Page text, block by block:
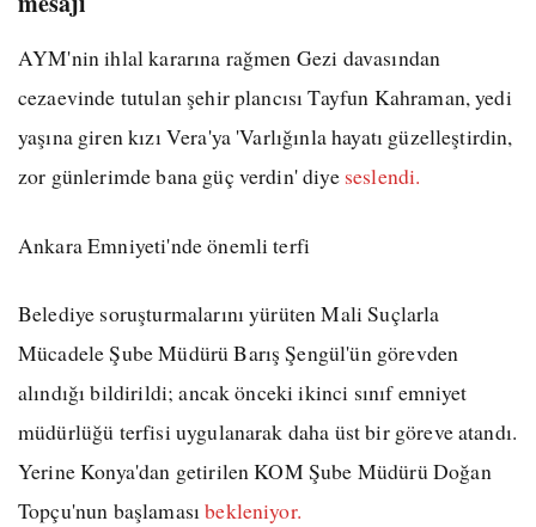
AYM'nin ihlal kararına rağmen Gezi davasından
cezaevinde tutulan şehir plancısı Tayfun Kahraman, yedi
yaşına giren kızı Vera'ya 'Varlığınla hayatı güzelleştirdin,
zor günlerimde bana güç verdin' diye seslendi.
Ankara Emniyeti'nde önemli terfi
Belediye soruşturmalarını yürüten Mali Suçlarla
Mücadele Şube Müdürü Barış Şengül'ün görevden
alındığı bildirildi; ancak önceki ikinci sınıf emniyet
müdürlüğü terfisi uygulanarak daha üst bir göreve atandı.
Yerine Konya'dan getirilen KOM Şube Müdürü Doğan
Topçu'nun başlamasıbekleniyor.